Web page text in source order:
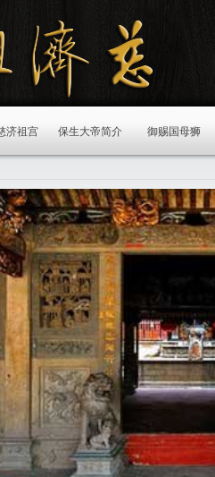
济祖宫 保生大帝简介 御赐国母狮